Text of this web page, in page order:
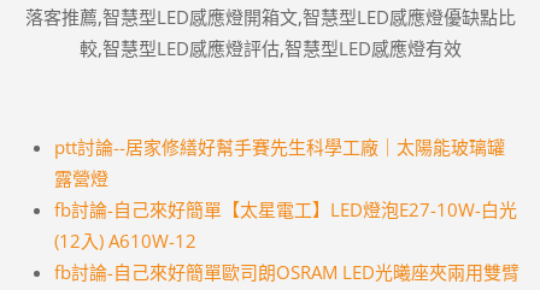
落客推薦,智慧型LED感應燈開箱文,智慧型LED感應燈優缺點比
較,智慧型LED感應燈評估,智慧型LED感應燈有效
ptt討論--居家修繕好幫手賽先生科學工廠｜太陽能玻璃罐
露營燈
fb討論-自己來好簡單【太星電工】LED燈泡E27-10W-白光
(12入) A610W-12
fb討論-自己來好簡單歐司朗OSRAM LED光曦座夾兩用雙臂